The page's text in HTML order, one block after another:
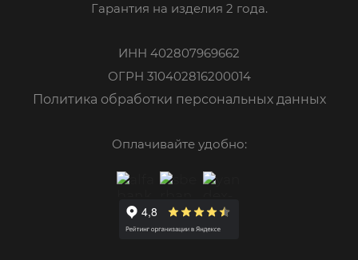
Гарантия на изделия 2 года.
ИНН 402807969662
ОГРН 310402816200014
Политика обработки персональных данных
Оплачивайте удобно: